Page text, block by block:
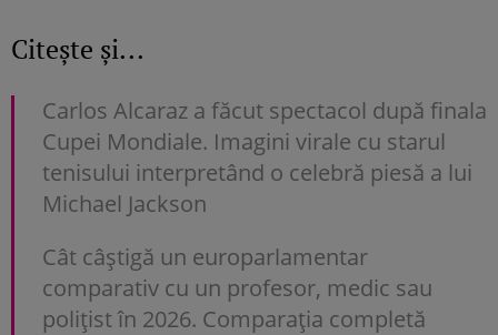
Citește și...
Carlos Alcaraz a făcut spectacol după finala
Cupei Mondiale. Imagini virale cu starul
tenisului interpretând o celebră piesă a lui
Michael Jackson
Cât câștigă un europarlamentar
comparativ cu un profesor, medic sau
polițist în 2026. Comparația completă